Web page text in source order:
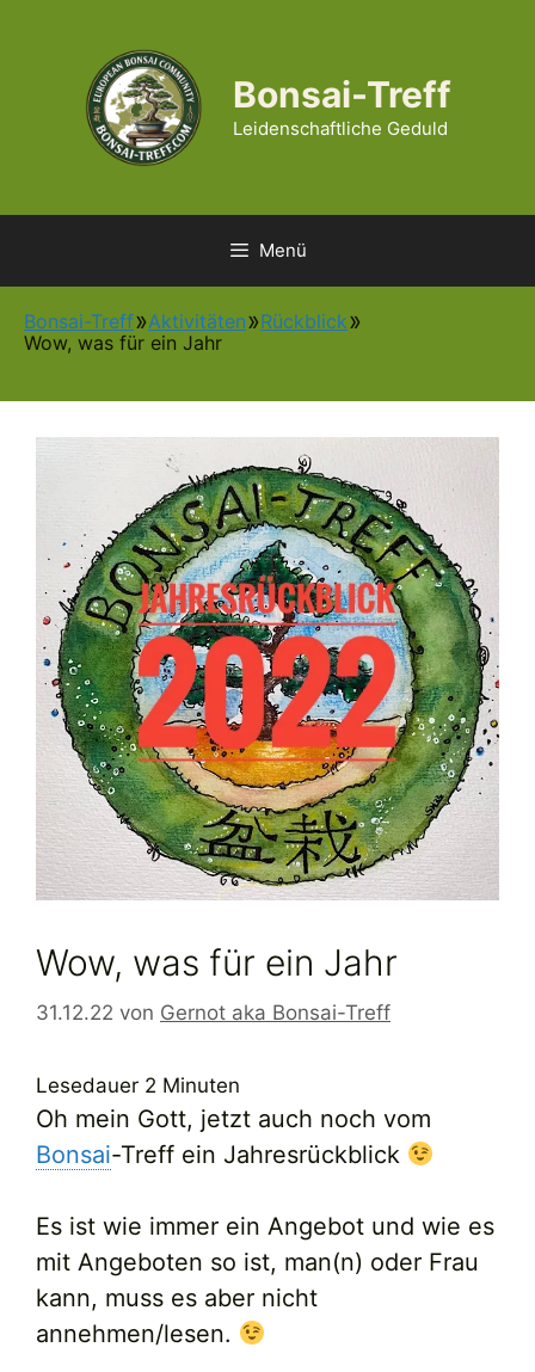
Bonsai-Treff
Leidenschaftliche Geduld
Menü
Bonsai-Treff Aktivitäten
Rückblick
Wow, was für ein Jahr
Wow, was für ein Jahr
31.12.22 von Gernot aka Bonsai-Treff
Lesedauer 2 Minuten
Oh mein Gott, jetzt auch noch vom
Bonsai-Treff ein Jahresrückblick
Es ist wie immer ein Angebot und wie es
mit Angeboten so ist, man(n) oder Frau
kann, muss es aber nicht
annehmen/lesen.